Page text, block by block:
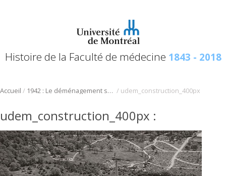
Histoire de la Faculté de médecine 1843 - 2018
Accueil / 1942 : Le déménagement sur la Montagne / udem_construction_400px
udem_construction_400px :